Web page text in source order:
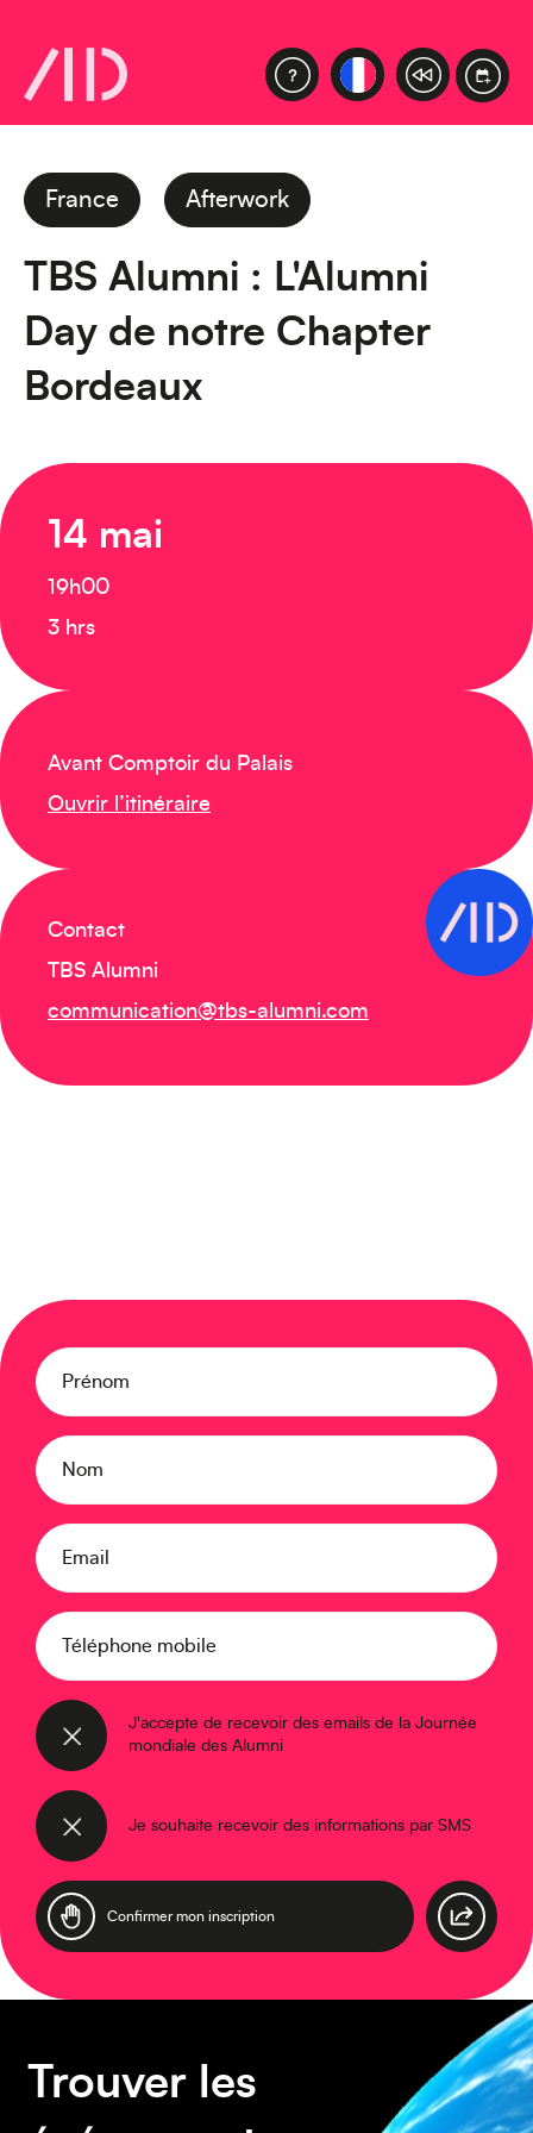
France Afterwork
TBS Alumni : L'Alumni
Day de notre Chapter
Bordeaux
14 mai
19h00
3 hrs
Avant Comptoir du Palais
Ouvrir l’itinéraire
Contact
TBS Alumni
communication@tbs-alumni.com
Prénom
Nom
Email
Téléphone mobile
J'accepte de recevoir des emails de la Journée
mondiale des Alumni
Je souhaite recevoir des informations par SMS
Trouver les
Asie
Caraïbes
Europe
Moyen-Orient
Océanie
Créez votre événement